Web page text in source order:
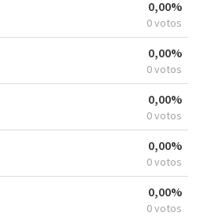
0,00%
0 votos
0,00%
0 votos
0,00%
0 votos
0,00%
0 votos
0,00%
0 votos